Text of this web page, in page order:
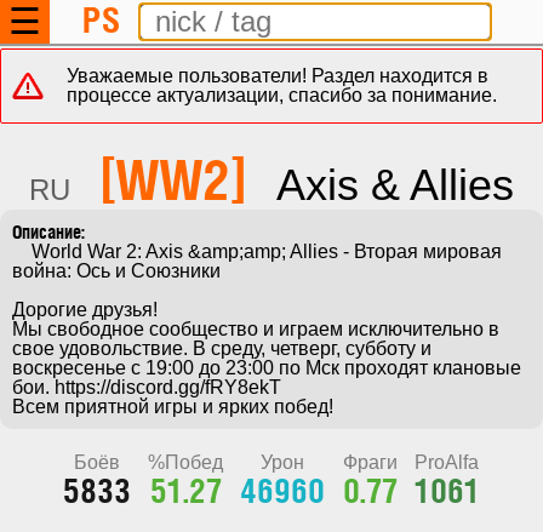
☰ PS
Уважаемые пользователи! Раздел находится в
процессе актуализации, спасибо за понимание.
RU [WW2] Axis & Allies
война: Ось и Союзники
Дорогие друзья!
Мы свободное сообщество и играем исключительно в
свое удовольствие. В среду, четверг, субботу и
воскресенье с 19:00 до 23:00 по Мск проходят клановые
бои. https://discord.gg/fRY8ekT
Всем приятной игры и ярких побед!
Боёв
5833
%Побед
51.27
Урон
46960
Фраги
0.77
ProAlfa
1061